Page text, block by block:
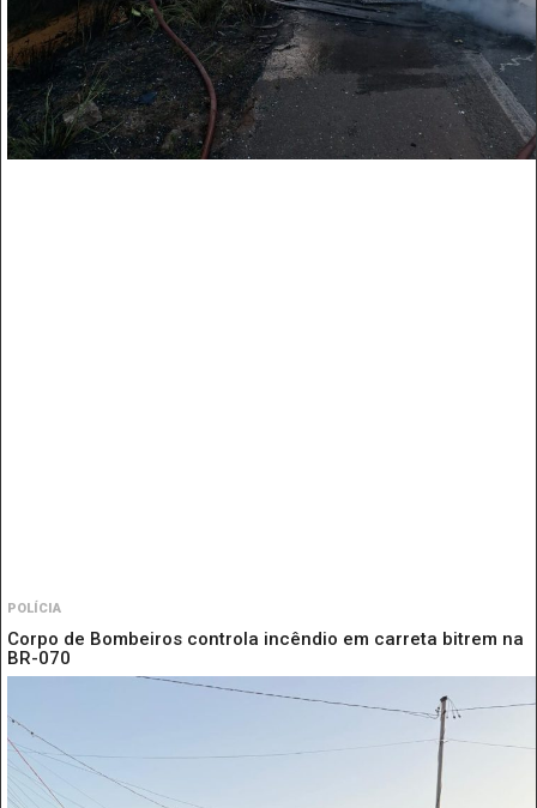
POLÍCIA
Corpo de Bombeiros controla incêndio em carreta bitrem na
BR-070